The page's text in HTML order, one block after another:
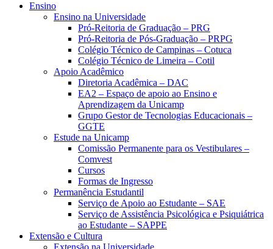
Ensino
Ensino na Universidade
Pró-Reitoria de Graduação – PRG
Pró-Reitoria de Pós-Graduação – PRPG
Colégio Técnico de Campinas – Cotuca
Colégio Técnico de Limeira – Cotil
Apoio Acadêmico
Diretoria Acadêmica – DAC
EA2 – Espaço de apoio ao Ensino e
Aprendizagem da Unicamp
Grupo Gestor de Tecnologias Educacionais –
GGTE
Estude na Unicamp
Comissão Permanente para os Vestibulares –
Comvest
Cursos
Formas de Ingresso
Permanência Estudantil
Serviço de Apoio ao Estudante – SAE
Serviço de Assistência Psicológica e Psiquiátrica
ao Estudante – SAPPE
Extensão e Cultura
Extensão na Universidade